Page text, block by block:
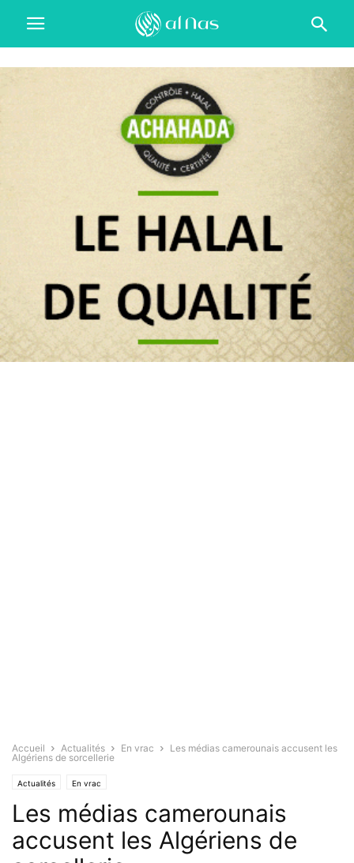
Accueil Actualités En vrac
Les médias camerounais accusent les
Algériens de sorcellerie
Actualités En vrac
Les médias camerounais
accusent les Algériens de